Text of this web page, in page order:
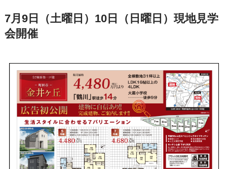
7月9日（土曜日）10日（日曜日）現地見学
会開催